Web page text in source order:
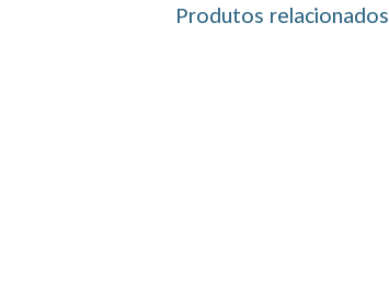
Produtos relacionados